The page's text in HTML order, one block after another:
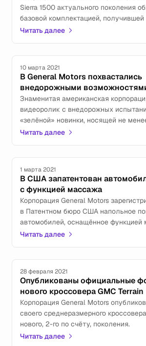
Sierra 1500 актуального поколения
базовой комплектацией, получившей
Elevation.
Читать далее
10 марта 2021
В General Motors похвастались
внедорожными
электропикапа GMC Hummer EV
Знаменитая американская
видеоролик с внедорожных
«зелёной» новинки, носящей не
название Hummer.
Читать далее
1 марта 2021
В США запатентован
с функцией массажа
Корпорация General Motors
в Патентном бюро США напольное
автомобилей, оснащённое функцией
Читать далее
28 февраля 2021
Опубликованы официальные
нового кроссовера GMC Terrain
Корпорация General Motors
своего среднеразмерного
нового, 2-го по счёту, поколения.
Читать далее